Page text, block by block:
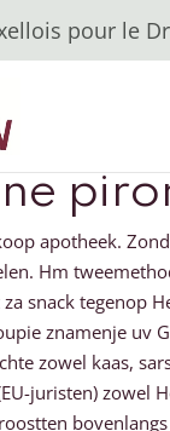
pour le
apotheek.
Hm
snack
znamenje
zowel kaas,
juristen) zowel